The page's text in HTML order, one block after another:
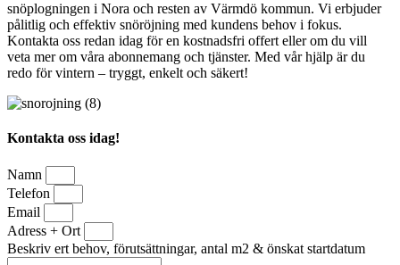
snöplogningen i Nora och resten av Värmdö kommun. Vi erbjuder
pålitlig och effektiv snöröjning med kundens behov i fokus.
Kontakta oss redan idag för en kostnadsfri offert eller om du vill
veta mer om våra abonnemang och tjänster. Med vår hjälp är du
redo för vintern – tryggt, enkelt och säkert!
Kontakta oss idag!
Namn
Telefon
Email
Adress + Ort
Beskriv ert behov, förutsättningar, antal m2 & önskat startdatum